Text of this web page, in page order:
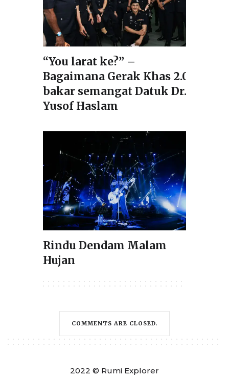
“You larat ke?” –
Bagaimana Gerak Khas 2.0
bakar semangat Datuk Dr.
Yusof Haslam
Rindu Dendam Malam
Hujan
COMMENTS ARE CLOSED.
2022 © Rumi Explorer